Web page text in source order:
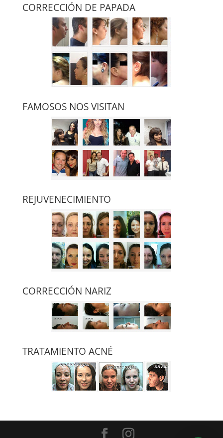
CORRECCIÓN DE PAPADA
FAMOSOS NOS VISITAN
REJUVENECIMIENTO
CORRECCIÓN NARIZ
TRATAMIENTO ACNÉ